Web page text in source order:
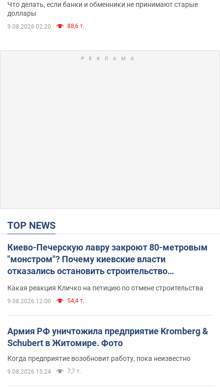
Что делать, если банки и обменники не принимают старые
доллары
9.08.2026 02:20 88,6 т.
TOP NEWS
Киево-Печерскую лавру закроют 80-метровым
"монстром"? Почему киевские власти
отказались остановить строительство
небоскреба "московского верующего"
Какая реакция Кличко на петицию по отмене строительства
9.08.2026 12:00 54,4 т.
Армия РФ уничтожила предприятие Kromberg &
Schubert в Житомире. Фото
Когда предприятие возобновит работу, пока неизвестно
9.08.2026 15:24 7,7 т.